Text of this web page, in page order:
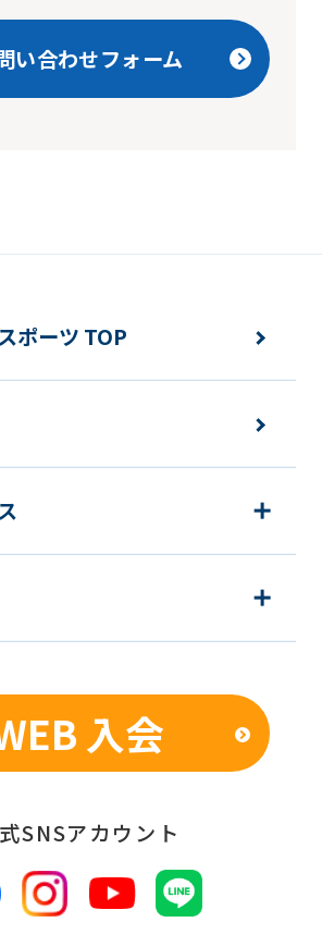
い合わせフォーム
ポーツ TOP
入会
SNSアカウント